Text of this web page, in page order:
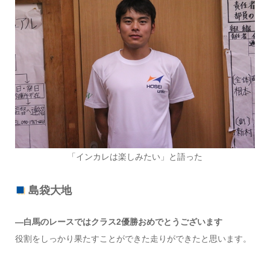
「インカレは楽しみたい」と語った
島袋大地
―白馬のレースではクラス2優勝おめでとうございます
役割をしっかり果たすことができた走りができたと思います。